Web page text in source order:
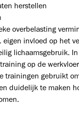
herstellen
overbelasting
invloed op het
lichaamsgebruik.
op de
trainingen gebruikt
duidelijk te maken